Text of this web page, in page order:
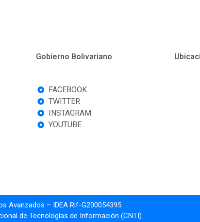
Gobierno Bolivariano
FACEBOOK
TWITTER
INSTAGRAM
YOUTUBE
Avanzados – IDEA Rif-G200054395
de Tecnologías de Información (CNTI)